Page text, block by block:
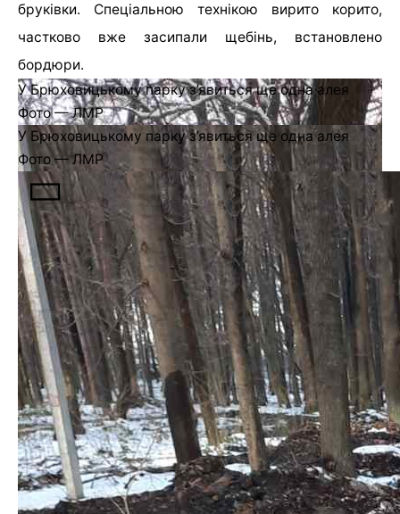
бруківки. Спеціальною технікою вирито корито,
частково вже засипали щебінь, встановлено
бордюри.
У Брюховицькому парку з’явиться ще одна алея
Фото — ЛМР
У Брюховицькому парку з’явиться ще одна алея
Фото — ЛМР
Замовником робіт є міське управління екології та
природних ресурсів.
Нагадаємо, нещодавно цей парк отримав свій
перший статус – об’єкта природно-заповідного
фонду – парку-пам’ятки садово-паркового
мистецтва. Це допоможе захистити понад 15 га
рекреаційної зони від забудови. А торік за кошти
Громадського бюджету тут встановили лавки та
урни.
Читайте також: Військові з Львівщини показали,
як зустріли Різдво на передовій, — ФОТО